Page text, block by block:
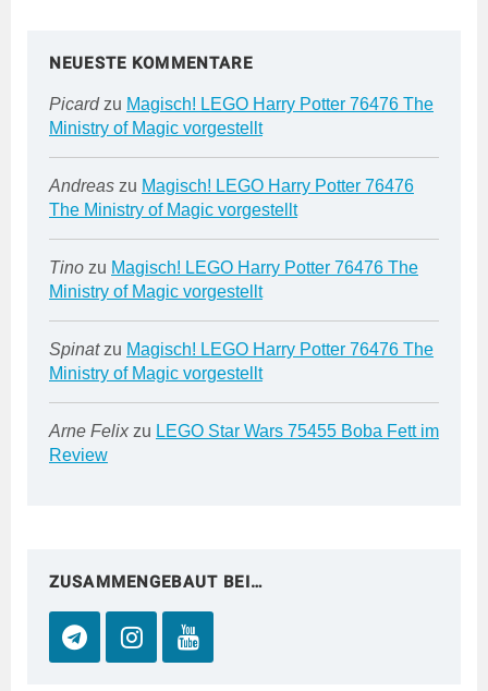
NEUESTE KOMMENTARE
Picard zu Magisch! LEGO Harry Potter 76476 The
Ministry of Magic vorgestellt
Andreas zu Magisch! LEGO Harry Potter 76476
The Ministry of Magic vorgestellt
Tino zu Magisch! LEGO Harry Potter 76476 The
Ministry of Magic vorgestellt
Spinatzu Magisch! LEGO Harry Potter 76476 The
Ministry of Magic vorgestellt
Arne Felix zu LEGO Star Wars 75455 Boba Fett im
Review
ZUSAMMENGEBAUT BEI…